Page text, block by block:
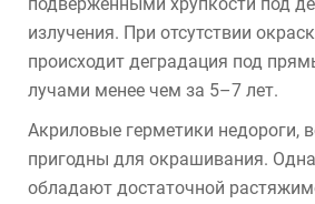
излучения. При отсутствии
происходит деградация под
лучами менее чем за 5–7 лет.
Акриловые герметики недороги,
пригодны для окрашивания.
обладают достаточной